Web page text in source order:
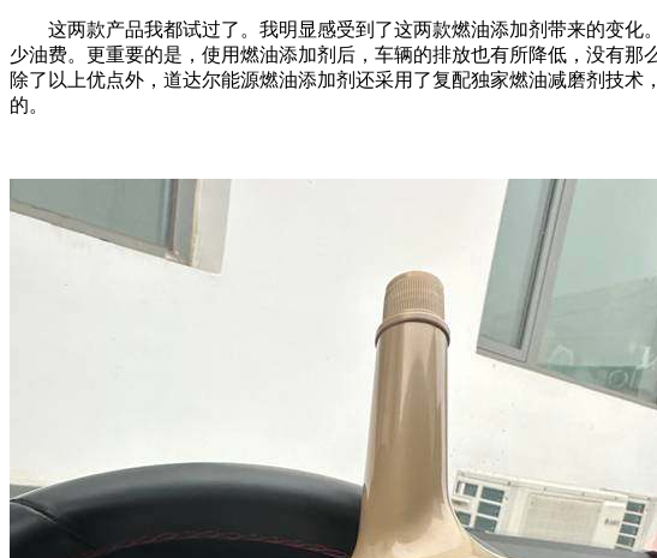
这两款产品我都试过了。我明显感受到了这两款燃油添加剂带来的变化
少油费。更重要的是，使用燃油添加剂后，车辆的排放也有所降低，没有那
除了以上优点外，道达尔能源燃油添加剂还采用了复配独家燃油减磨剂技
的。